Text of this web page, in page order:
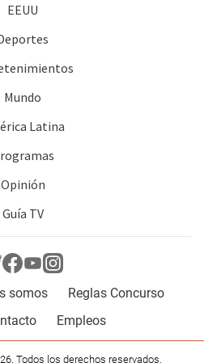
EEUU
Mundo
Latina
Opinión
Guía TV
somos
Reglas Concurso
Empleos
Todos los derechos reservados.